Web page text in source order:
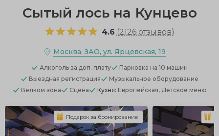
Сытый лось на Кунцево
4.6 (2126 отзывов)
Москва, ЗАО, ул. Ярцевская, 19
Алкоголь за доп. плату Парковка на 10 машин
Выездная регистрация
Музыкальное оборудование
Велком зона
Сцена Кухня: Европейская, Детское меню
Подарок за бронирование